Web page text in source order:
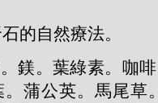
的自然療法。
鎂。葉綠素。咖
蒲公英。馬尾草